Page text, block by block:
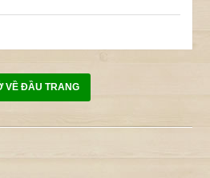
VỀ ĐẦU TRANG